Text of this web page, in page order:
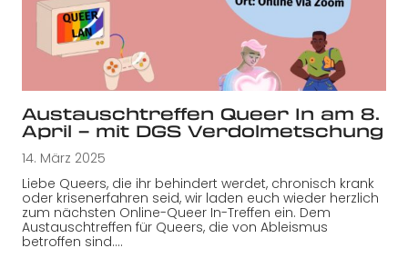
Austauschtreffen Queer In am 8.
April – mit DGS Verdolmetschung
14. März 2025
Liebe Queers, die ihr behindert werdet, chronisch krank
oder krisenerfahren seid, wir laden euch wieder herzlich
zum nächsten Online-Queer In-Treffen ein. Dem
Austauschtreffen für Queers, die von Ableismus
betroffen sind.…